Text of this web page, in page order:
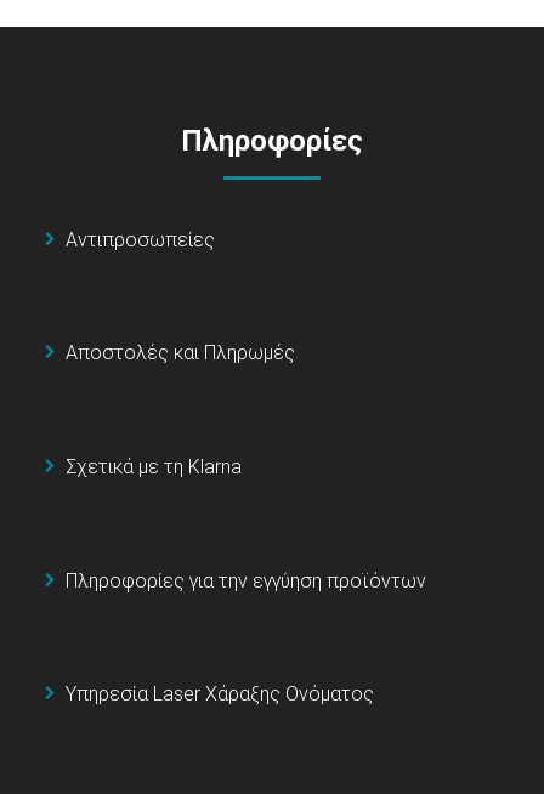
Πληροφορίες
Αντιπροσωπείες
Αποστολές και Πληρωμές
Σχετικά με τη Klarna
Πληροφορίες για την εγγύηση προϊόντων
Υπηρεσία Laser Χάραξης Ονόματος